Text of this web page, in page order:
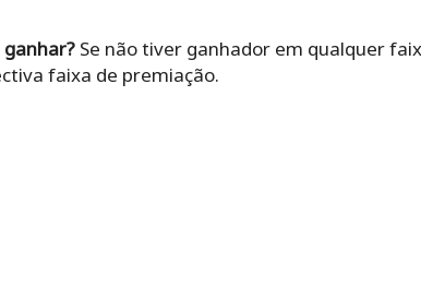
Se não tiver ganhador em qualquer
faixa de premiação.